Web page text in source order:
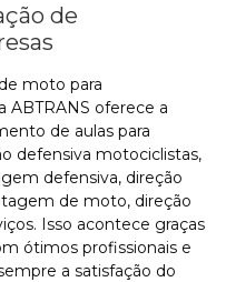
de
moto para
ABTRANS oferece a
de aulas para
defensiva motociclistas,
defensiva, direção
de moto, direção
Isso acontece graças
ótimos profissionais e
a satisfação do